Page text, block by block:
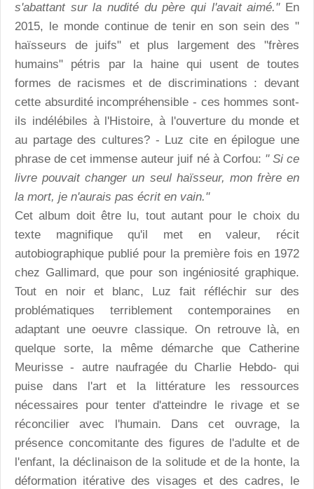
s'abattant sur la nudité du père qui l'avait aimé."En
2015, le monde continue de tenir en son sein des "
haïsseurs de juifs" et plus largement des "frères
humains" pétris par la haine qui usent de toutes
formes de racismes et de discriminations : devant
cette absurdité incompréhensible - ces hommes sont-
ils indélébiles à l'Histoire, à l'ouverture du monde et
au partage des cultures? - Luz cite en épilogue une
phrase de cet immense auteur juif né à Corfou: " Si ce
livre pouvait changer un seul haïsseur, mon frère en
la mort, je n'aurais pas écrit en vain."
Cet album doit être lu, tout autant pour le choix du
texte magnifique qu'il met en valeur, récit
autobiographique publié pour la première fois en 1972
chez Gallimard, que pour son ingéniosité graphique.
Tout en noir et blanc, Luz fait réfléchir sur des
problématiques terriblement contemporaines en
adaptant une oeuvre classique. On retrouve là, en
quelque sorte, la même démarche que Catherine
Meurisse - autre naufragée du Charlie Hebdo- qui
puise dans l'art et la littérature les ressources
nécessaires pour tenter d'atteindre le rivage et se
réconcilier avec l'humain. Dans cet ouvrage, la
présence concomitante des figures de l'adulte et de
l'enfant, la déclinaison de la solitude et de la honte, la
déformation itérative des visages et des cadres, le